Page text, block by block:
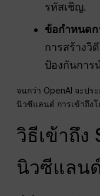
รหัสเชิญ.
ข้อกำหนดก
การสร้างวิ
ป้องกันการ
จนกว่า OpenAI จะปร
นิวซีแลนด์ การเข้าถึง
วิธีเข้าถึง
นิวซีแลนด์